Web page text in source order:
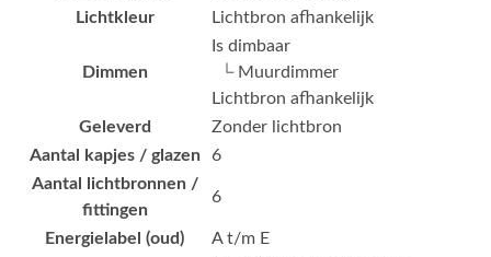
Lichtkleur
Lichtbron afhankelijk
Dimmen
Is dimbaar
└ Muurdimmer
Lichtbron afhankelijk
Geleverd
Zonder lichtbron
Aantal kapjes / glazen
6
Aantal lichtbronnen /
fittingen
6
Energielabel (oud) A t/m E